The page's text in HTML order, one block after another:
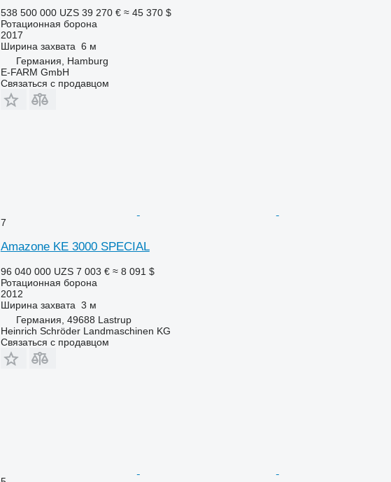
538 500 000 UZS 39 270 € ≈ 45 370 $
Ротационная борона
2017
Ширина захвата 6 м
Германия, Hamburg
E-FARM GmbH
Связаться с продавцом
7
Amazone KE 3000 SPECIAL
96 040 000 UZS 7 003 € ≈ 8 091 $
Ротационная борона
2012
Ширина захвата 3 м
Германия, 49688 Lastrup
Heinrich Schröder Landmaschinen KG
Связаться с продавцом